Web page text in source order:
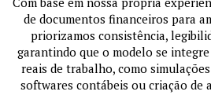
de documentos financeiros para
priorizamos consistência,
garantindo que o modelo se
reais de trabalho, como
softwares contábeis ou criação de